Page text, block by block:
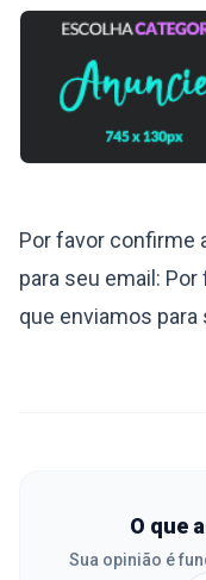
Por favor confirme
para seu email:
que enviamos para
O que
Sua opinião é